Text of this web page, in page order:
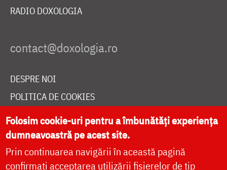
RADIO DOXOLOGIA
DESPRE NOI
POLITICA DE COOKIES
DONEAZĂ ONLINE PENTRU CATEDRALA NAȚIONALĂ
LIVE
Folosim cookie-uri pentru a îmbunătăți experiența
dumneavoastră pe acest site.
Prin continuarea navigării în această pagină
confirmați acceptarea utilizării fișierelor de tip